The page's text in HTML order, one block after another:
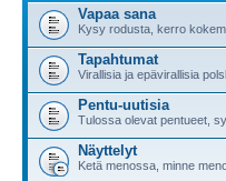
Vapaa sana
Kysy rodusta, kerro
Tapahtumat
Virallisia ja epävirallisia
Pentu-uutisia
Tulossa olevat pentueet,
Näyttelyt
Ketä menossa, minne